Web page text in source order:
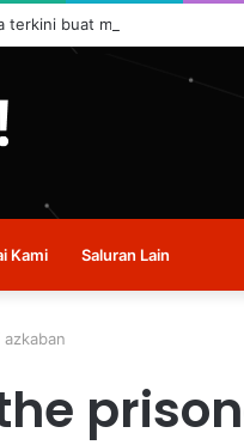
terkini buat masa ini.
Kami Saluran Lain